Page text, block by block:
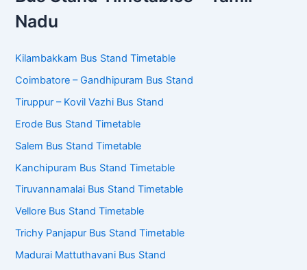
Nadu
Kilambakkam Bus Stand Timetable
Coimbatore – Gandhipuram Bus Stand
Tiruppur – Kovil Vazhi Bus Stand
Erode Bus Stand Timetable
Salem Bus Stand Timetable
Kanchipuram Bus Stand Timetable
Tiruvannamalai Bus Stand Timetable
Vellore Bus Stand Timetable
Trichy Panjapur Bus Stand Timetable
Madurai Mattuthavani Bus Stand